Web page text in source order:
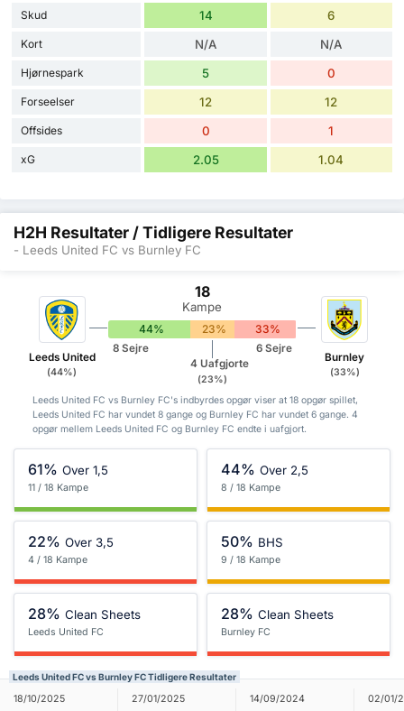
Skud 14 6
Kort N/A N/A
Hjørnespark 5 0
Forseelser 12 12
Offsides 0 1
xG 2.05 1.04
H2H Resultater / Tidligere Resultater
- Leeds United FC vs Burnley FC
Leeds United
(44%)
18
Kampe
44% 23% 33%
8 Sejre
4 Uafgjorte
(23%)
6 Sejre
Burnley
(33%)
Leeds United FC vs Burnley FC's indbyrdes opgør viser at 18 opgør spillet,
Leeds United FC har vundet 8 gange og Burnley FC har vundet 6 gange. 4
opgør mellem Leeds United FC og Burnley FC endte i uafgjort.
61% Over 1,5
11 / 18 Kampe
44% Over 2,5
8 / 18 Kampe
22% Over 3,5
4 / 18 Kampe
50% BHS
9 / 18 Kampe
28% Clean Sheets
Leeds United FC
28% Clean Sheets
Burnley FC
Leeds United FC vs Burnley FC Tidligere Resultater
18/10/2025 27/01/2025 14/09/2024 02/01/